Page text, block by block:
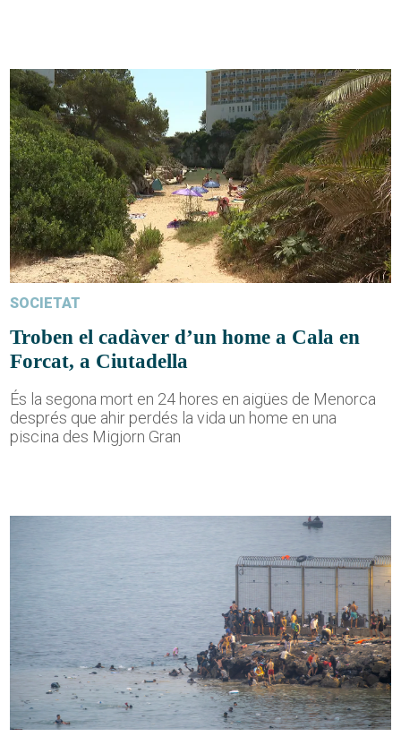
SOCIETAT
Troben el cadàver d’un home a Cala en
Forcat, a Ciutadella
És la segona mort en 24 hores en aigües de Menorca
després que ahir perdés la vida un home en una
piscina des Migjorn Gran